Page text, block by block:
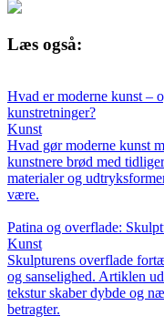
Læs også:
Hvad er moderne kunst –
kunstretninger?
Kunst
Hvad gør moderne kunst
kunstnere brød med
materialer og
være.
Patina og overflade:
Kunst
Skulpturens overflade
og sanselighed. Artiklen
tekstur skaber dybde og
betragter.